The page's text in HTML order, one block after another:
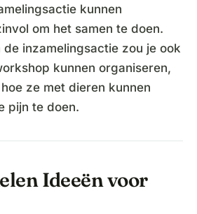
kunnen
om het samen te doen.
inzamelingsactie zou je ook
kunnen organiseren,
ze met dieren kunnen
pijn te doen.
Ideeën voor